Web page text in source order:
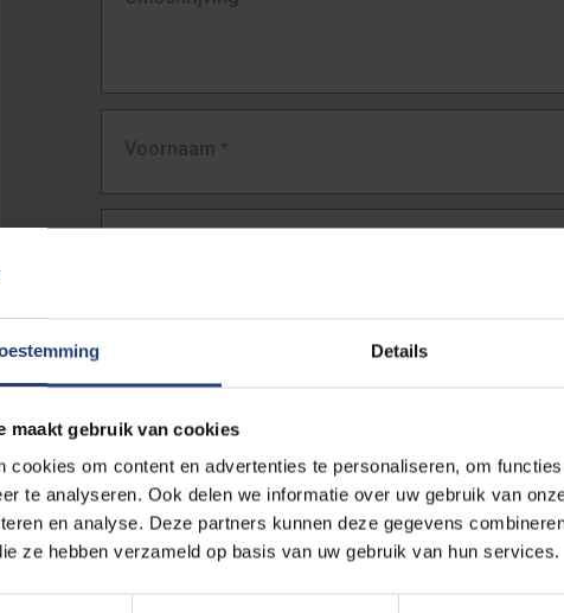
Details
maakt gebruik van cookies
cookies om content en advertenties te personaliseren, om
te analyseren. Ook delen we informatie over uw gebruik van
en analyse. Deze partners kunnen deze gegevens
ze hebben verzameld op basis van uw gebruik van hun services.
Voornaam *
URL*
De volledige URL van de pagina waar je de fout zag.
Bv. https://www.vub.be/nl/studeren-aan-de-vub/alle-opleidingen